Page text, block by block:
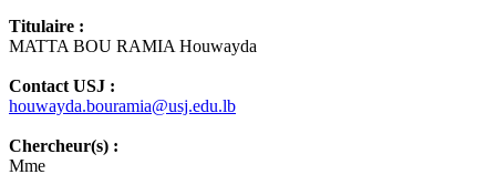
Titulaire :
MATTA BOU RAMIA Houwayda
Contact USJ :
houwayda.bouramia@usj.edu.lb
Chercheur(s) :
Mme